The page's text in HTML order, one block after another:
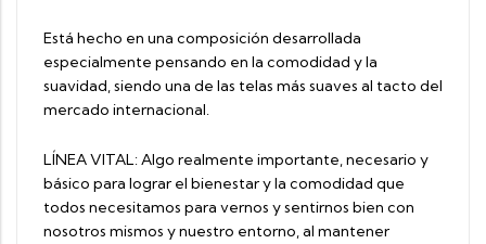
Está hecho en una composición desarrollada
especialmente pensando en la comodidad y la
suavidad, siendo una de las telas más suaves al tacto del
mercado internacional.
LÍNEA VITAL: Algo realmente importante, necesario y
básico para lograr el bienestar y la comodidad que
todos necesitamos para vernos y sentirnos bien con
nosotros mismos y nuestro entorno, al mantener